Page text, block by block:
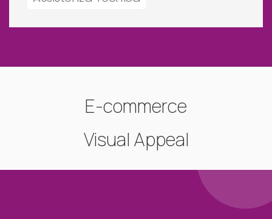
E-commerce
Visual Appeal